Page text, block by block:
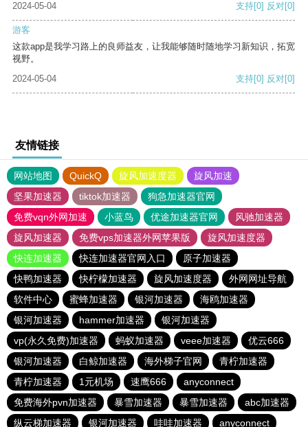
2024-05-04
支持[0] 反对[0]
游客
这款app是我学习路上的良师益友，让我能够随时随地学习新知识，拓宽
视野。
2024-05-04
支持[0] 反对[0]
友情链接
网站地图 QuickQ 旋风加速度器
旋风加速
坚果加速器
tiktok加速器
狗急加速器官网
免费vqn外网加速
小蓝鸟 优途加速器官网
风驰加速器
旋风加速器
免费vps加速器外网苹果版
旋风加速度器
快连加速器
快连加速器官网入口
原子加速器
快鸭加速器
快柠檬加速器 旋风加速度器
外网网址导航
软件中心
蜜蜂加速器 银河加速器
海鸥加速器
银河加速器
hammer加速器
银河加速器
vp(永久免费)加速器
蚂蚁加速器 veee加速器
优云666
银河加速器
白鲸加速器 海外梯子官网
青柠加速器
青柠加速器
1元机场 速鹰666
anyconnect
免费海外pvn加速器
暴雪加速器 暴雪加速器
abc加速器
纵云梯加速器
银河加速器 哇哇加速器 anyconnect